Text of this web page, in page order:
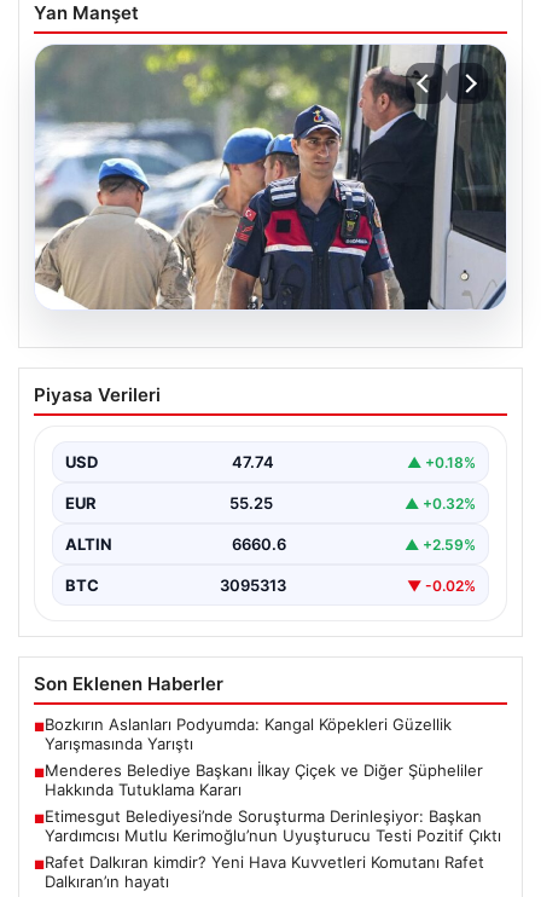
Yan Manşet
07.08.2026
Menderes Belediye Başkanı İlkay Çiçek
ve Diğer Şüpheliler Hakkında Tutuklama
İzmir Cumhuriyet Başsavcılığı'nın yürüttüğü kapsamlı
gerçekleşen usulsüzlük iddiaları gündemdeki yerini…
Piyasa Verileri
USD 47.74 ▲ +0.18%
EUR 55.25 ▲ +0.32%
ALTIN 6660.6 ▲ +2.59%
BTC 3095313 ▼ -0.02%
Son Eklenen Haberler
■Bozkırın Aslanları Podyumda: Kangal Köpekleri Güzellik
Yarışmasında Yarıştı
■Menderes Belediye Başkanı İlkay Çiçek ve Diğer Şüpheliler
Hakkında Tutuklama Kararı
■Etimesgut Belediyesi’nde Soruşturma Derinleşiyor: Başkan
Yardımcısı Mutlu Kerimoğlu’nun Uyuşturucu Testi Pozitif Çıktı
■Rafet Dalkıran kimdir? Yeni Hava Kuvvetleri Komutanı Rafet
Dalkıran’ın hayatı